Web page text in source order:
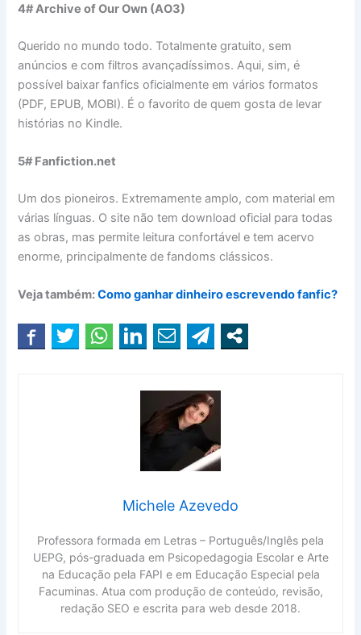
4# Archive of Our Own (AO3)
Querido no mundo todo. Totalmente gratuito, sem
anúncios e com filtros avançadíssimos. Aqui, sim, é
possível baixar fanfics oficialmente em vários formatos
(PDF, EPUB, MOBI). É o favorito de quem gosta de levar
histórias no Kindle.
5# Fanfiction.net
Um dos pioneiros. Extremamente amplo, com material em
várias línguas. O site não tem download oficial para todas
as obras, mas permite leitura confortável e tem acervo
enorme, principalmente de fandoms clássicos.
Veja também:Como ganhar dinheiro escrevendo fanfic?
Michele Azevedo
Professora formada em Letras – Português/Inglês pela
UEPG, pós-graduada em Psicopedagogia Escolar e Arte
na Educação pela FAPI e em Educação Especial pela
Facuminas. Atua com produção de conteúdo, revisão,
redação SEO e escrita para web desde 2018.